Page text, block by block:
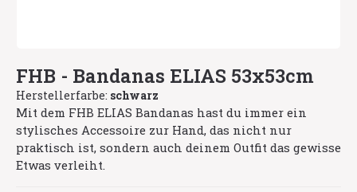
FHB - Bandanas ELIAS 53x53cm
Herstellerfarbe: schwarz
Mit dem FHB ELIAS Bandanas hast du immer ein
stylisches Accessoire zur Hand, das nicht nur
praktisch ist, sondern auch deinem Outfit das gewisse
Etwas verleiht.